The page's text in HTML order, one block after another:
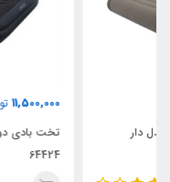
تخت بادی دو نفره مواج کد